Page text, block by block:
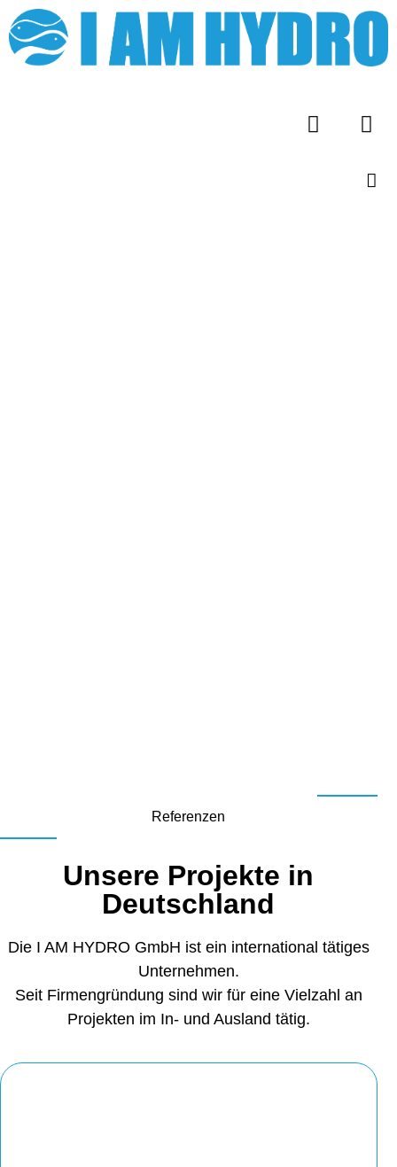
Referenzen
Unsere Projekte in
Deutschland
Die I AM HYDRO GmbH ist ein international tätiges
Unternehmen.
Seit Firmengründung sind wir für eine Vielzahl an
Projekten im In- und Ausland tätig.